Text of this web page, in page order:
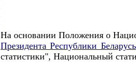
На основании Положения о
Президента Республики Беларусь
статистики", Национальный